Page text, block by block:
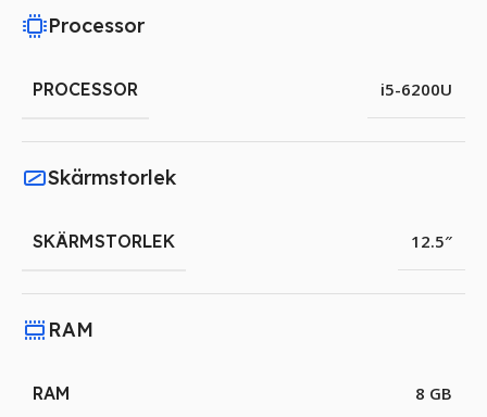
Processor
PROCESSOR i5-6200U
Skärmstorlek
SKÄRMSTORLEK 12.5″
RAM
RAM 8 GB